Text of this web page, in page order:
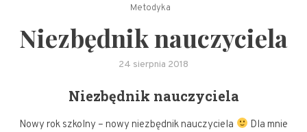
Metodyka
Niezbędnik nauczyciela
24 sierpnia 2018
Niezbędnik nauczyciela
Nowy rok szkolny – nowy niezbędnik nauczyciela
Dla mnie